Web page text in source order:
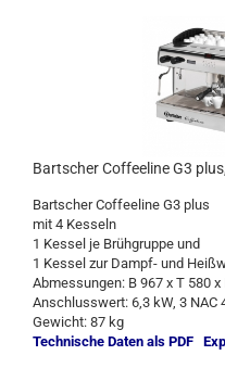
Bartscher Coffeeline G3
Bartscher Coffeeline G3 plus
mit 4 Kesseln
1 Kessel je Brühgruppe und
1 Kessel zur Dampf- und
Abmessungen: B 967 x T 580 x
Anschlusswert: 6,3 kW, 3 NAC
Gewicht: 87 kg
Technische Daten als PDF